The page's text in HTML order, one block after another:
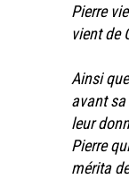
Pierre
vient de
Ainsi
avant
leur
Pierre
mérita